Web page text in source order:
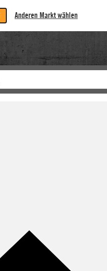
Anderen Markt wählen